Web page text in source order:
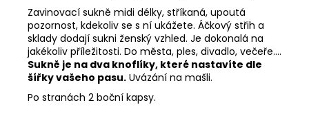
Zavinovací sukně midi délky, stříkaná, upoutá
pozornost, kdekoliv se s ní ukážete. Áčkový střih a
sklady dodají sukni ženský vzhled. Je dokonalá na
jakékoliv příležitosti. Do města, ples, divadlo, večeře....
Sukně je na dva knoflíky, které nastavíte dle
šířky vašeho pasu. Uvázání na mašli.
Po stranách 2 boční kapsy.
599
Kč